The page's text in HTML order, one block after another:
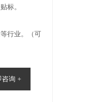
标。
行业。（可
咨询 +